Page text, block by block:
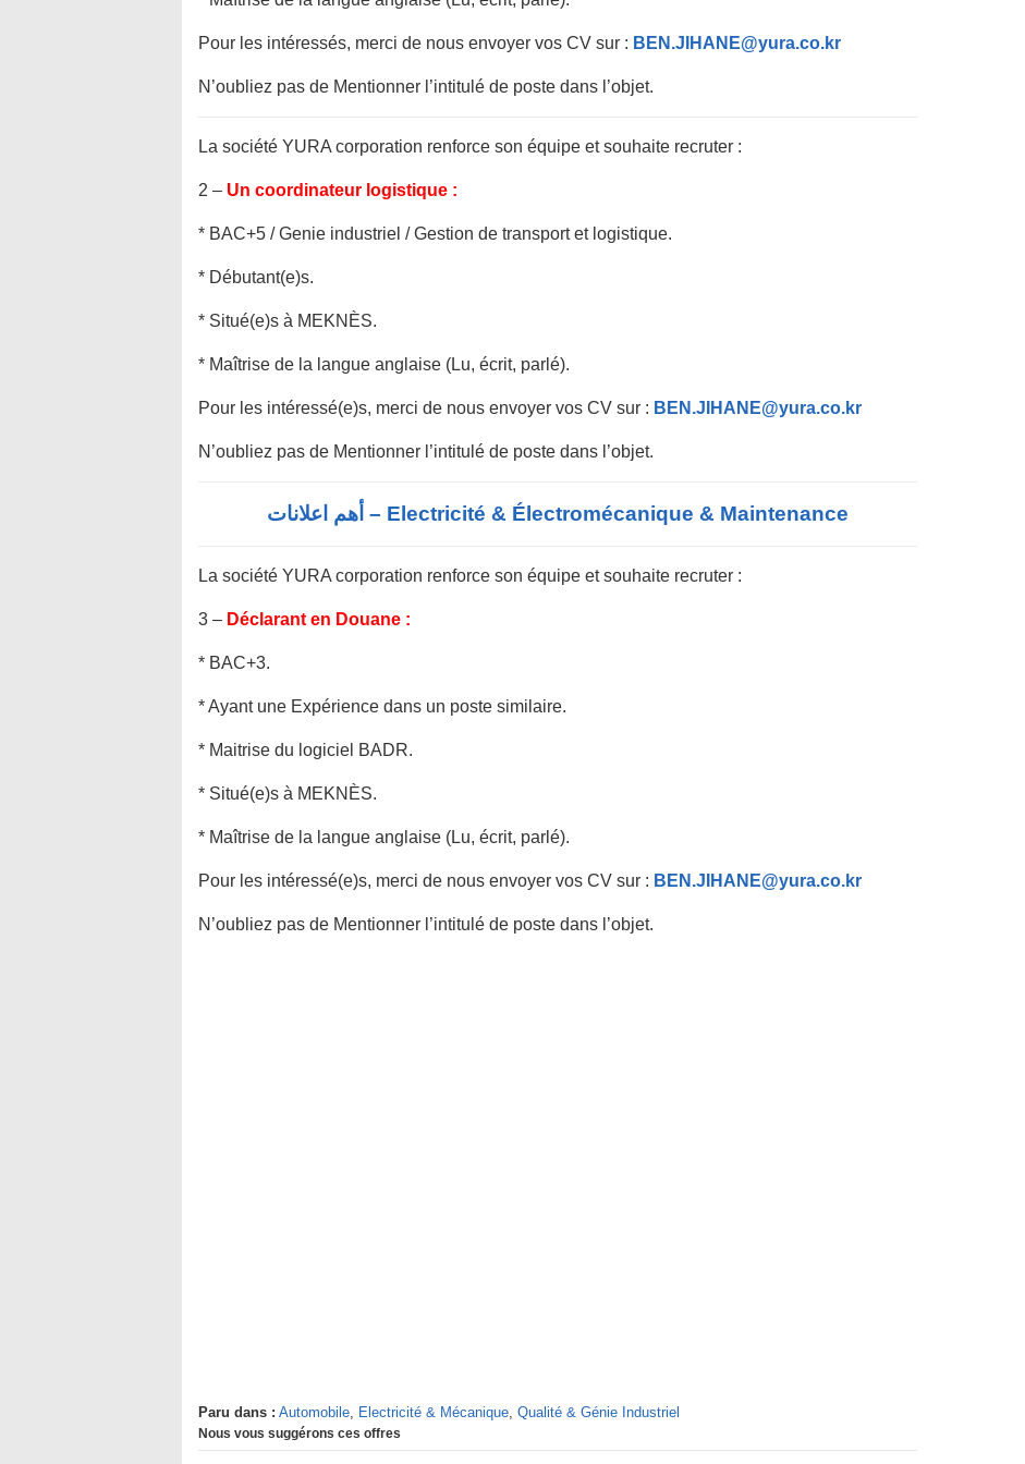
Pour les intéressés, merci de nous envoyer vos CV sur : BEN.JIHANE@yura.co.kr
N’oubliez pas de Mentionner l’intitulé de poste dans l’objet.
La société YURA corporation renforce son équipe et souhaite recruter :
2 – Un coordinateur logistique :
* BAC+5 / Genie industriel / Gestion de transport et logistique.
* Débutant(e)s.
* Situé(e)s à MEKNÈS.
* Maîtrise de la langue anglaise (Lu, écrit, parlé).
Pour les intéressé(e)s, merci de nous envoyer vos CV sur : BEN.JIHANE@yura.co.kr
N’oubliez pas de Mentionner l’intitulé de poste dans l’objet.
Electricité & Électromécanique & Maintenance – أهم اعلانات
La société YURA corporation renforce son équipe et souhaite recruter :
3 – Déclarant en Douane :
* BAC+3.
* Ayant une Expérience dans un poste similaire.
* Maitrise du logiciel BADR.
* Situé(e)s à MEKNÈS.
* Maîtrise de la langue anglaise (Lu, écrit, parlé).
Pour les intéressé(e)s, merci de nous envoyer vos CV sur : BEN.JIHANE@yura.co.kr
N’oubliez pas de Mentionner l’intitulé de poste dans l’objet.
Paru dans : Automobile, Electricité & Mécanique, Qualité & Génie Industriel
Nous vous suggérons ces offres